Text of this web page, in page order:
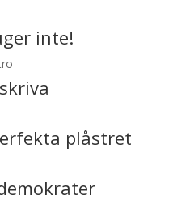
inte!
plåstret